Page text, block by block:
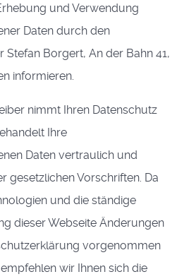
und Verwendung
Daten durch den
Stefan Borgert, An der Bahn 41,
informieren.
nimmt Ihren Datenschutz
Ihre
Daten vertraulich und
gesetzlichen Vorschriften. Da
und die ständige
dieser Webseite Änderungen
vorgenommen
wir Ihnen sich die